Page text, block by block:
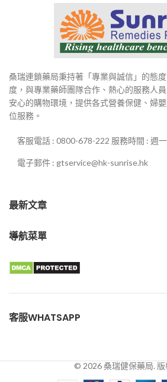
桑瑞連鎖藥局秉持著「專業與誠信」的態
度，與專業藥師團隊合作、熱心的服務人
安心的購物環境，提供各式營養保健、婦
位服務。
客服電話 : 0800-678-222 服務時間 : 週
電子郵件 : gtservice@hk-sunrise.hk
最新文章
導航菜單
客服WHATSAPP
© 2026 桑瑞健保藥局. 版